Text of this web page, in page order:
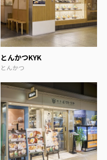
とんかつKYK
とんかつ